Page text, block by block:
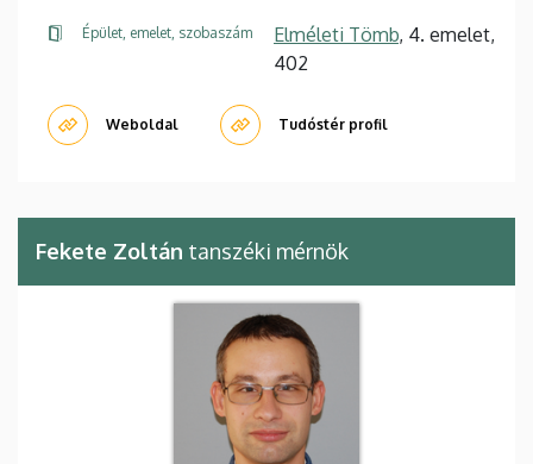
Épület, emelet, szobaszám Elméleti Tömb, 4. emelet,
402
Weboldal Tudóstér profil
Fekete Zoltán tanszéki mérnök